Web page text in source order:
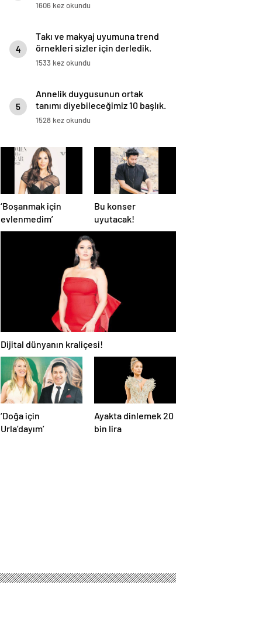
1606 kez okundu
4
Takı ve makyaj uyumuna trend
örnekleri sizler için derledik.
1533 kez okundu
5
Annelik duygusunun ortak
tanımı diyebileceğimiz 10 başlık.
1528 kez okundu
‘Boşanmak için
evlenmedim’
Bu konser
uyutacak!
Dijital dünyanın kraliçesi!
‘Doğa için
Urla’dayım’
Ayakta dinlemek 20
bin lira